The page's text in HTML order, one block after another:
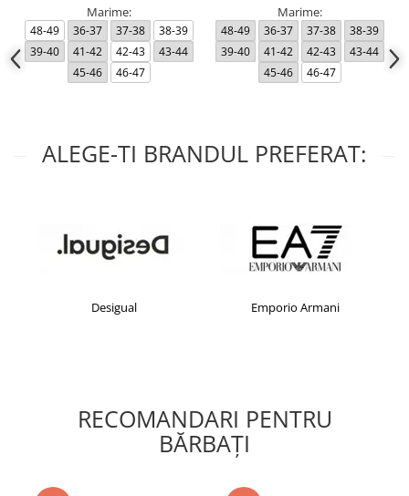
Marime:
48-49 36-37 37-38
38-39
39-40
41-42 42-43
43-44
45-46
46-47
Marime:
48-49 36-37 37-38
38-39
39-40
41-42 42-43
43-44
45-46
46-47
ALEGE-TI BRANDUL PREFERAT:
Desigual Emporio Armani
RECOMANDARI PENTRU
BĂRBAŢI